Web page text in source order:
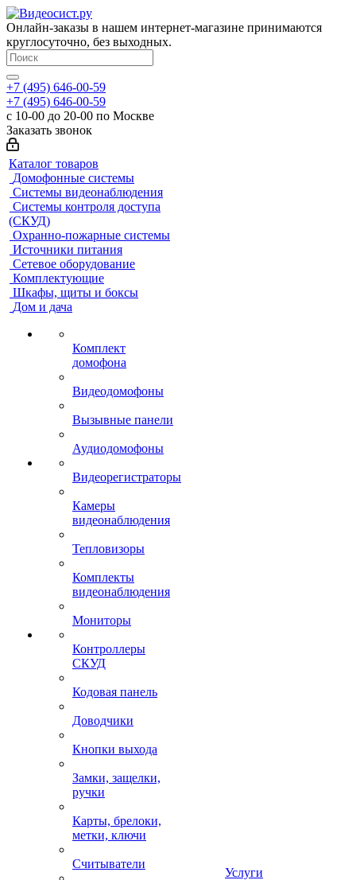
Онлайн-заказы в нашем интернет-магазине принимаются
круглосуточно, без выходных.
+7 (495) 646-00-59
+7 (495) 646-00-59
с 10-00 до 20-00 по Москве
Заказать звонок
Каталог товаров
Домофонные системы
Системы видеонаблюдения
Системы контроля доступа
(СКУД)
Охранно-пожарные системы
Источники питания
Сетевое оборудование
Комплектующие
Шкафы, щиты и боксы
Дом и дача
Комплект
домофона
Видеодомофоны
Вызывные панели
Аудиодомофоны
Видеорегистраторы
Камеры
видеонаблюдения
Тепловизоры
Комплекты
видеонаблюдения
Мониторы
Контроллеры
СКУД
Кодовая панель
Доводчики
Кнопки выхода
Замки, защелки,
ручки
Карты, брелоки,
метки, ключи
Считыватели
Услуги